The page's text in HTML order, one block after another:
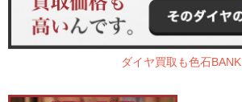
ダイヤ買取も色石BANK